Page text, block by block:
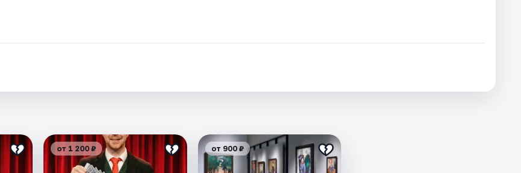
от 1 200 ₽ от 900 ₽